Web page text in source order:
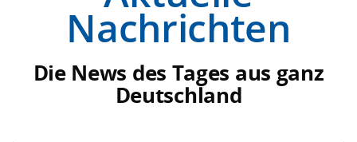
Nachrichten
Die News des Tages aus ganz
Deutschland